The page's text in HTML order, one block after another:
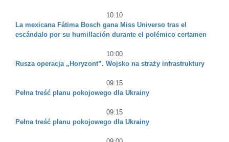
10:10
La mexicana Fátima Bosch gana Miss Universo tras el
escándalo por su humillación durante el polémico certamen
10:00
Rusza operacja „Horyzont”. Wojsko na straży infrastruktury
09:15
Pełna treść planu pokojowego dla Ukrainy
09:15
Pełna treść planu pokojowego dla Ukrainy